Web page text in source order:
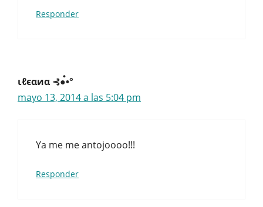
Responder
ιℓєαиα ⊰●๋•°
mayo 13, 2014 a las 5:04 pm
Ya me me antojoooo!!!
Responder